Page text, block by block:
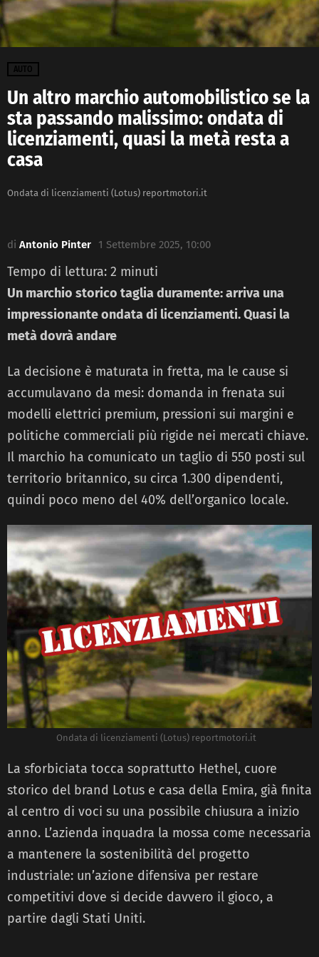
AUTO
Un altro marchio automobilistico se la
sta passando malissimo: ondata di
licenziamenti, quasi la metà resta a
casa
Ondata di licenziamenti (Lotus) reportmotori.it
di Antonio Pinter 1 Settembre 2025, 10:00
Tempo di lettura: 2 minuti
Un marchio storico taglia duramente: arriva una
impressionante ondata di licenziamenti. Quasi la
metà dovrà andare
La decisione è maturata in fretta, ma le cause si
accumulavano da mesi: domanda in frenata sui
modelli elettrici premium, pressioni sui margini e
politiche commerciali più rigide nei mercati chiave.
Il marchio ha comunicato un taglio di 550 posti sul
territorio britannico, su circa 1.300 dipendenti,
quindi poco meno del 40% dell’organico locale.
Ondata di licenziamenti (Lotus) reportmotori.it
La sforbiciata tocca soprattutto Hethel, cuore
storico del brand Lotus e casa della Emira, già finita
al centro di voci su una possibile chiusura a inizio
anno. L’azienda inquadra la mossa come necessaria
a mantenere la sostenibilità del progetto
industriale: un’azione difensiva per restare
competitivi dove si decide davvero il gioco, a
partire dagli Stati Uniti.